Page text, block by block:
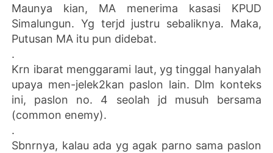
Maunya kian, MA menerima kasasi KPUD
Simalungun. Yg terjd justru sebaliknya. Maka,
Putusan MA itu pun didebat.
.
Krn ibarat menggarami laut, yg tinggal hanyalah
upaya men-jelek2kan paslon lain. Dlm konteks
ini, paslon no. 4 seolah jd musuh bersama
(common enemy).
.
Sbnrnya, kalau ada yg agak parno sama paslon